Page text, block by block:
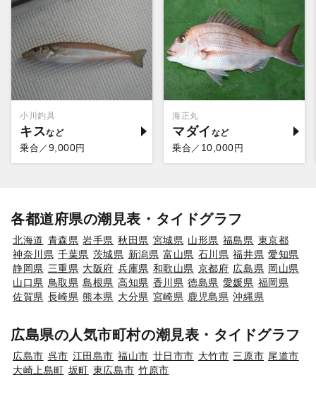
小川釣具
キス
乗合／ 9,000円
海正丸
マダイ
乗合／ 10,000円
各都道府県の潮見表・タイドグラフ
北海道 青森県 岩手県 秋田県 宮城県 山形県 福島県 東京都
神奈川県 千葉県 茨城県 新潟県 富山県 石川県 福井県 愛知県
静岡県 三重県 大阪府 兵庫県 和歌山県 京都府 広島県 岡山県
山口県 鳥取県 島根県 高知県 香川県 徳島県 愛媛県 福岡県
佐賀県 長崎県 熊本県 大分県 宮崎県 鹿児島県 沖縄県
広島県の人気市町村の潮見表・タイドグラフ
広島市 呉市 江田島市 福山市 廿日市市 大竹市 三原市 尾道市
大崎上島町 坂町 東広島市 竹原市